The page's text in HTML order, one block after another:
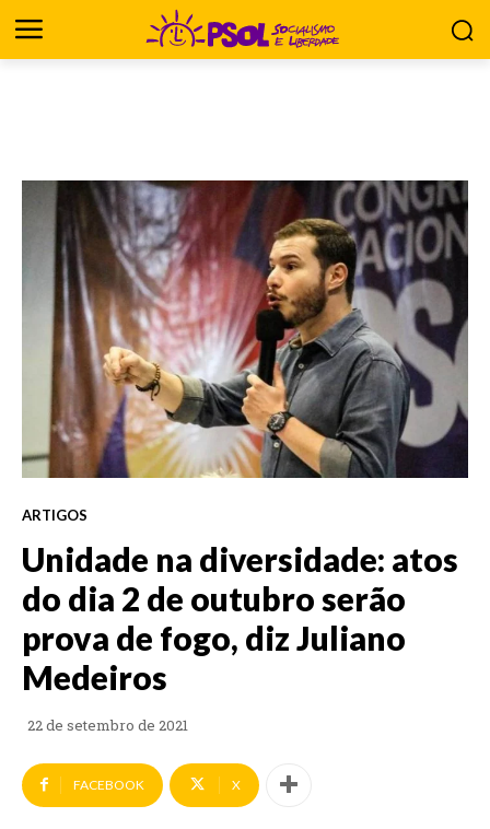
ARTIGOS
Unidade na diversidade: atos
do dia 2 de outubro serão
prova de fogo, diz Juliano
Medeiros
22 de setembro de 2021
FACEBOOK X